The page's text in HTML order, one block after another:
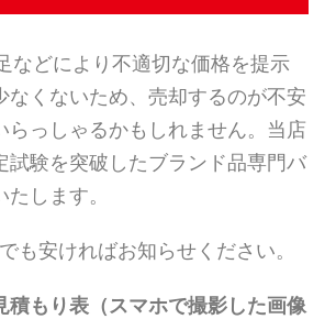
などにより不適切な価格を提示
なくないため、売却するのが不安
らっしゃるかもしれません。当店
試験を突破したブランド品専門バ
します。
も安ければお知らせください。
もり表（スマホで撮影した画像